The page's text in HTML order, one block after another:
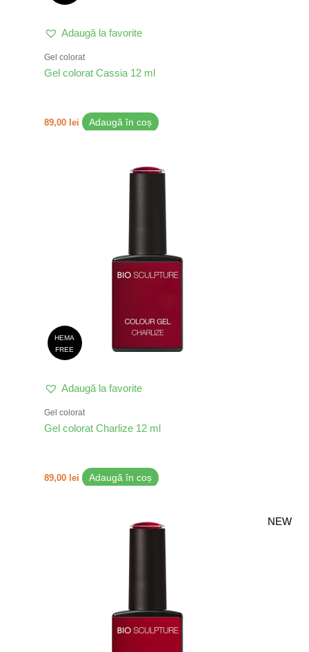
Adaugă la favorite
Gel colorat
Gel colorat Cassia 12 ml
89,00 lei Adaugă în coș
HEMA
FREE
Adaugă la favorite
Gel colorat
Gel colorat Charlize 12 ml
89,00 lei Adaugă în coș
NEW